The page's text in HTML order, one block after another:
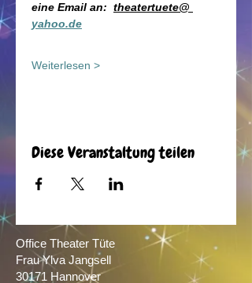
eine Email an: theatertuete@
yahoo.de
Weiterlesen >
Diese Veranstaltung teilen
Office Theater Tüte
Frau Ylva Jangsell
30171 Hannover​